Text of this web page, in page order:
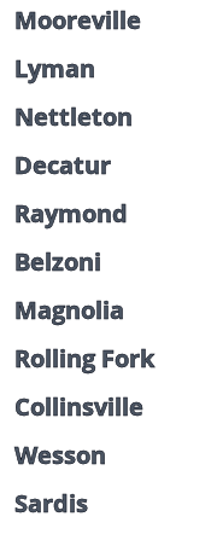
Mooreville
Lyman
Nettleton
Decatur
Raymond
Belzoni
Magnolia
Rolling Fork
Collinsville
Wesson
Sardis